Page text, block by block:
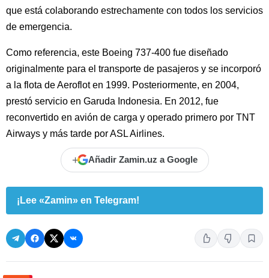
que está colaborando estrechamente con todos los servicios
de emergencia.
Como referencia, este Boeing 737-400 fue diseñado
originalmente para el transporte de pasajeros y se incorporó
a la flota de Aeroflot en 1999. Posteriormente, en 2004,
prestó servicio en Garuda Indonesia. En 2012, fue
reconvertido en avión de carga y operado primero por TNT
Airways y más tarde por ASL Airlines.
+ Añadir Zamin.uz a Google
¡Lee «Zamin» en Telegram!